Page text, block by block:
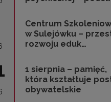
Centrum
w Sulejówku –
rozwoju eduk…
1 sierpnia – pamięć,
która kształtuje
obywatelskie